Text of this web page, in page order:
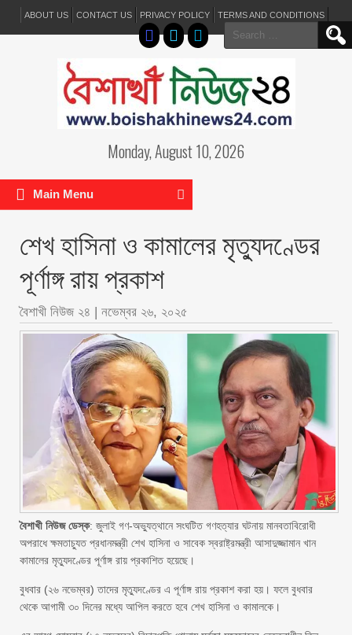
ABOUT US CONTACT US PRIVACY POLICY TERMS AND CONDITIONS
Search
for:
Monday, August 10, 2026
Main Menu
শেখ হাসিনা ও কামালের মৃত্যুদণ্ডের
পূর্ণাঙ্গ রায় প্রকাশ
বৈশাখী নিউজ ২৪ | নভেম্বর ২৬, ২০২৫
বৈশাখী নিউজ ডেস্ক: জুলাই গণ-অভ্যুত্থানে সংঘটিত গণহত্যার ঘটনায় মানবতাবিরোধী
অপরাধে ক্ষমতাচ্যুত প্রধানমন্ত্রী শেখ হাসিনা ও সাবেক স্বরাষ্ট্রমন্ত্রী আসাদুজ্জামান খান
কামালের মৃত্যুদণ্ডের পূর্ণাঙ্গ রায় প্রকাশিত হয়েছে।
বুধবার (২৬ নভেম্বর) তাদের মৃত্যুদণ্ডের এ পূর্ণাঙ্গ রায় প্রকাশ করা হয়। ফলে বুধবার
থেকে আগামী ৩০ দিনের মধ্যে আপিল করতে হবে শেখ হাসিনা ও কামালকে।